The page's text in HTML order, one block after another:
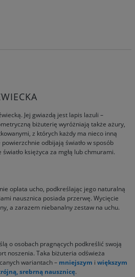
Jej gwiazdą jest lapis lazuli –
biżuterię wyróżniają także ażury,
z których każdy ma nieco inną
odbijają światło w sposób
księżyca za mgłą lub chmurami.
oplata ucho, podkreślając jego naturalną
nausznica posiada przerwę. Wycięcie
a zarazem niebanalny zestaw na uchu.
o osobach pragnących podkreślić swoją
noszenia. Taka biżuteria odświeża
wariantach – mniejszym i większym
srebrną nausznicę.